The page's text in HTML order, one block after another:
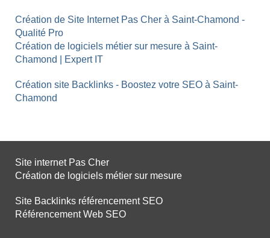
Création de Site Internet Pas Cher à Saint-Chamond -
Qualité Pro
Création de logiciels métier sur mesure à Saint-
Chamond | Expert IT
Création site Backlinks - Boostez votre SEO à Saint-
Chamond
Site internet Pas Cher
Création de logiciels métier sur mesure
Site Backlinks référencement SEO
Référencement Web SEO